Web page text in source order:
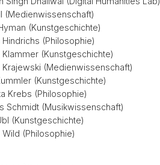
(Medienwissenschaft)
(Kunstgeschichte)
Hindrichs (Philosophie)
Klammer (Kunstgeschichte)
Krajewski (Medienwissenschaft)
(Kunstgeschichte)
Krebs (Philosophie)
Schmidt (Musikwissenschaft)
(Kunstgeschichte)
Wild (Philosophie)